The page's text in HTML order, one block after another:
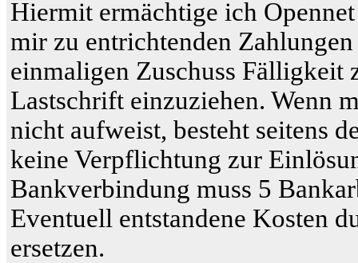
Hiermit ermächtige ich
mir zu entrichtenden
einmaligen Zuschuss Fälligkeit
Lastschrift einzuziehen. Wenn
nicht aufweist, besteht seitens
keine Verpflichtung zur
Bankverbindung muss 5
Eventuell entstandene Kosten
ersetzen.